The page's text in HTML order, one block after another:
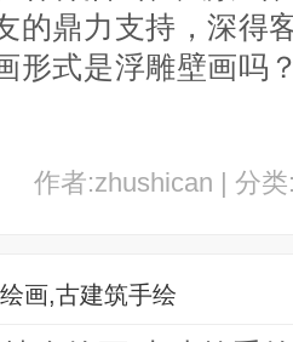
的鼎力支持，深得
形式是浮雕壁画吗
作者:zhushican | 分
画,古建筑手绘